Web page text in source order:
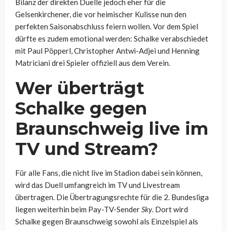
Bilanz der direkten Duelle jedoch eher für die
Gelsenkirchener, die vor heimischer Kulisse nun den
perfekten Saisonabschluss feiern wollen. Vor dem Spiel
dürfte es zudem emotional werden: Schalke verabschiedet
mit Paul Pöpperl, Christopher Antwi-Adjei und Henning
Matriciani drei Spieler offiziell aus dem Verein.
Wer überträgt
Schalke gegen
Braunschweig live im
TV und Stream?
Für alle Fans, die nicht live im Stadion dabei sein können,
wird das Duell umfangreich im TV und Livestream
übertragen. Die Übertragungsrechte für die 2. Bundesliga
liegen weiterhin beim Pay-TV-SenderSky. Dort wird
Schalke gegen Braunschweig sowohl als Einzelspiel als